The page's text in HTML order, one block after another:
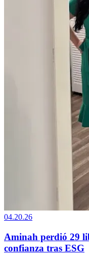
04.20.26
Aminah perdió 29
confianza tras ESG